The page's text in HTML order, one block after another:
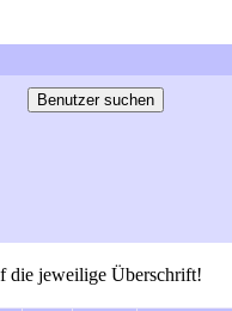
die jeweilige Überschrift!